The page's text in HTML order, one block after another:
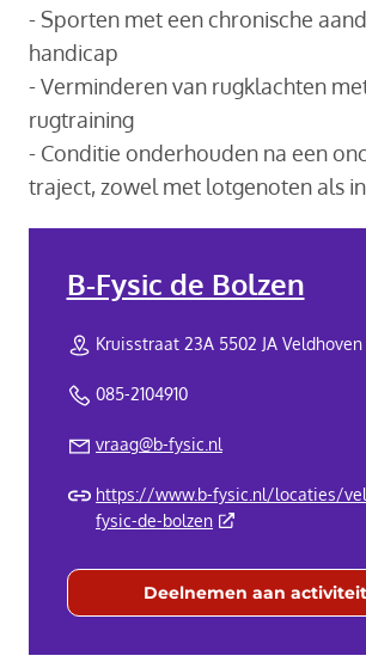
- Sporten met een chronische
handicap
- Verminderen van rugklachten
rugtraining
- Conditie onderhouden na een
traject, zowel met lotgenoten als
B-Fysic de Bolzen
Kruisstraat 23A 5502 JA Veldhoven
085-2104910
vraag@b-fysic.nl
https://www.b-fysic.nl/locaties/
fysic-de-bolzen(Deze link gaat
Deelnemen aan activiteit
(Deze link